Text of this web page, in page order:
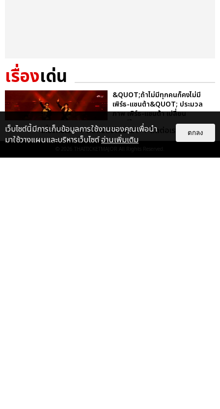
เรื่องเด่น
&QUOT;ถ้าไม่มีทุกคนก็คงไม่มี
เพิร์ธ-แซนต้า&QUOT; ประมวล
ภาพ เพิร์ธ-แซนต้า เปลี่ยน
ฮอลล์ให...
EXCLUSIVE : 34
เกี่ยวกับเรา ติดต่อลงโฆษณา ติดต่อเรา
© 2026 THAITICKETMAJOR All Rights Reserved.
เว็บไซต์นี้มีการเก็บข้อมูลการใช้งานของคุณเพื่อนำ
มาใช้วางแผนและบริหารเว็บไซต์อ่านเพิ่มเติม
ตกลง